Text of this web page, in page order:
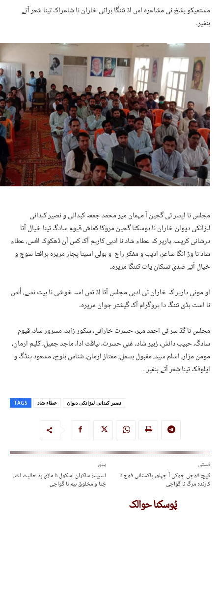
مسٹمیکو بشخ ٹی مشاعرہ اس اڈ تننگا ہراٹی خاران نا شاعراک تینا شعر آتے
بنفیر۔
مجلس نا ایسر ٹی گچین آ مہمان میر محمد جمعہ کبدانی و نصیر کبدانی
لبزانکی دیوان خاران نا پوسکنا گچین مروکا کماش قیوم سادگ تینا خیال آتا
درشانی کریسہ پاریر کہ عطاء شاد نا ادبی کاریم آک کس آن ڈھکوک افس، عطاء
شاد نا وڑ انگا شاعر، ادیب و مفکر راج و بولی اسینا پجار مریرہ ہرافتا سوچ و
خیال آتے صدی تسکان یات کننگا مریرہ۔
او مونی پاریر کہ خاران ٹی ادبی مجلس آتا اڈ تس اسہ خوشی نا ہیت ئسے، اُلس
نا است بڈی تننگ دا پروگرام آک گیشتر جوان مریرہ۔
مجلس نا گڈ سر ٹی احمد مہر، حسرت خارانی، شکور زاہد، مسرور شاد، قیوم
سادگ، حبیب دانش، زبیر شاد، غنی حسرت، لیاقت ادا، ماجد جمیل، کلیم ارمان،
مومن مزار، اسلم سید، مقبول بسمل، ممتاز ارمان، شناس بلوچ، مسعود پنڈگ و
ایلوفک تینا شعر آتے بنفیر ۔
TAGS عطاء شاد نصیر کبدانی لبزانکی دیوان
پدی
لسبیلہ: ساکران اسکول نا ماڑی بد حالیت ئٹ،
چُنا و مخلوق بیم نا گواچی
مُستی
کیچ: فوجی چوکی آ جہلو، پاکستانی فوج نا
کارندہ مرگ نا گواچی
پُوسکنا حوالک